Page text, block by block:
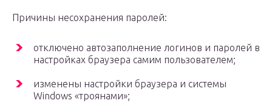
Причины несохранения паролей:
отключено автозаполнение логинов и паролей в
настройках браузера самим пользователем;
изменены настройки браузера и системы
Windows «троянами»;